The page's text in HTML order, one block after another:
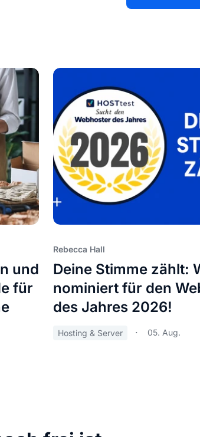
und
für
Rebecca Hall
Deine Stimme zählt:
nominiert für den
des Jahres 2026!
Hosting & Server 05. Aug.